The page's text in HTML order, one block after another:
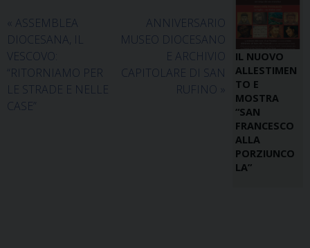
« ASSEMBLEA
DIOCESANA, IL
VESCOVO:
“RITORNIAMO PER
LE STRADE E NELLE
CASE”
ANNIVERSARIO
MUSEO DIOCESANO
E ARCHIVIO
CAPITOLARE DI SAN
RUFINO »
IL NUOVO
ALLESTIMEN
TO E
MOSTRA
“SAN
FRANCESCO
ALLA
PORZIUNCO
LA”